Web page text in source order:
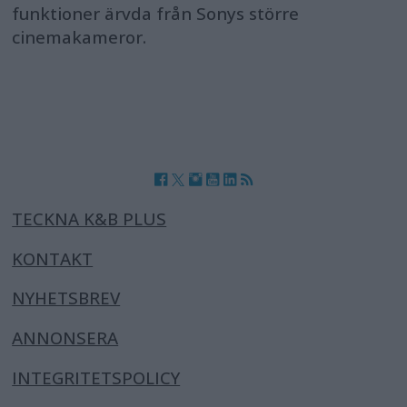
funktioner ärvda från Sonys större
cinemakameror.
TECKNA K&B PLUS
KONTAKT
NYHETSBREV
ANNONSERA
INTEGRITETSPOLICY